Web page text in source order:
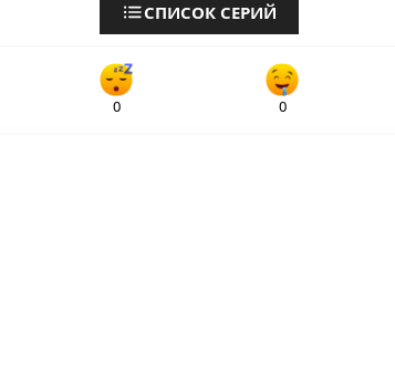
СПИСОК СЕРИЙ
0 0